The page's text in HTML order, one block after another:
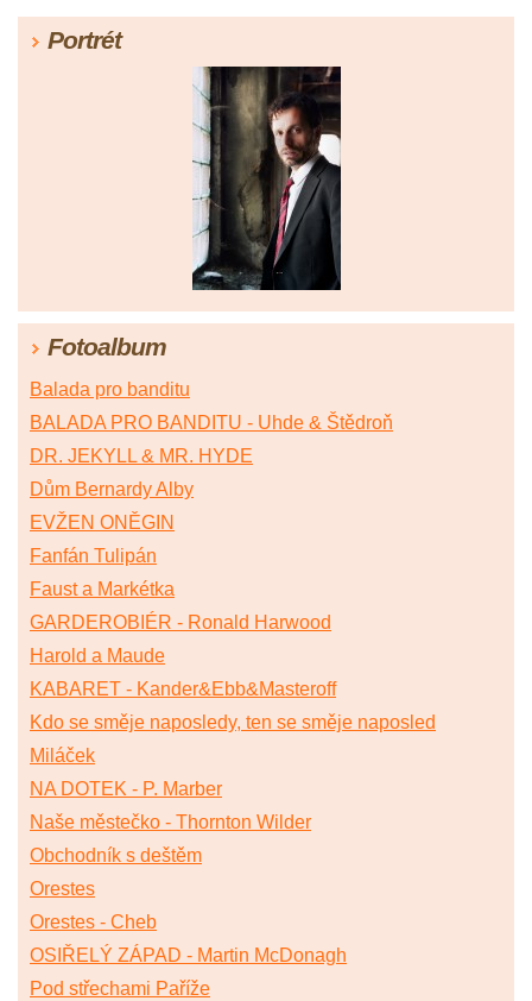
Portrét
Fotoalbum
Balada pro banditu
BALADA PRO BANDITU - Uhde & Štědroň
DR. JEKYLL & MR. HYDE
Dům Bernardy Alby
EVŽEN ONĚGIN
Fanfán Tulipán
Faust a Markétka
GARDEROBIÉR - Ronald Harwood
Harold a Maude
KABARET - Kander&Ebb&Masteroff
Kdo se směje naposledy, ten se směje naposled
Miláček
NA DOTEK - P. Marber
Naše městečko - Thornton Wilder
Obchodník s deštěm
Orestes
Orestes - Cheb
OSIŘELÝ ZÁPAD - Martin McDonagh
Pod střechami Paříže